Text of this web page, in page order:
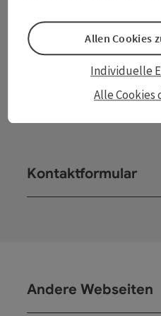
Montag – Donnerstag: 8–12
Freitag: 8–13 Uhr
Kontaktformular
Andere Webseiten
Alle
Individuelle
Allen Cookies